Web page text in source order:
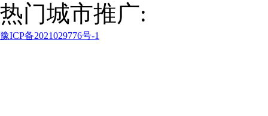
热门城市推广:
豫ICP备2021029776号-1